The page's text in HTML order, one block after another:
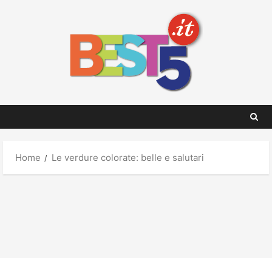
Home Le verdure colorate: belle e salutari